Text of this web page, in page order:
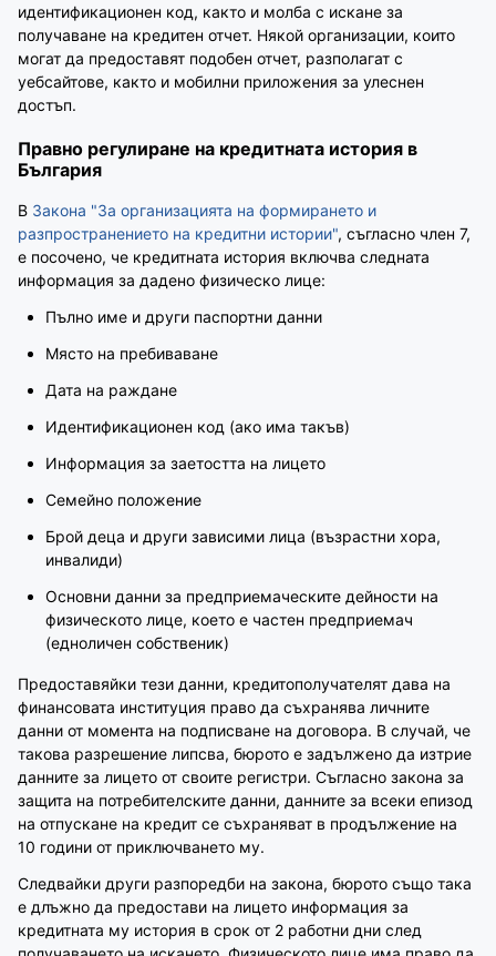
идентификационен код, както и молба с искане за
получаване на кредитен отчет. Някой организации, които
могат да предоставят подобен отчет, разполагат с
уебсайтове, както и мобилни приложения за улеснен
достъп.
Правно регулиране на кредитната история в
България
В Закона "За организацията на формирането и
разпространението на кредитни истории", съгласно член 7,
е посочено, че кредитната история включва следната
информация за дадено физическо лице:
Пълно име и други паспортни данни
Място на пребиваване
Дата на раждане
Идентификационен код (ако има такъв)
Информация за заетостта на лицето
Семейно положение
Брой деца и други зависими лица (възрастни хора,
инвалиди)
Основни данни за предприемаческите дейности на
физическото лице, което е частен предприемач
(едноличен собственик)
Предоставяйки тези данни, кредитополучателят дава на
финансовата институция право да съхранява личните
данни от момента на подписване на договора. В случай, че
такова разрешение липсва, бюрото е задължено да изтрие
данните за лицето от своите регистри. Съгласно закона за
защита на потребителските данни, данните за всеки епизод
на отпускане на кредит се съхраняват в продължение на
10 години от приключването му.
Следвайки други разпоредби на закона, бюрото също така
е длъжно да предостави на лицето информация за
кредитната му история в срок от 2 работни дни след